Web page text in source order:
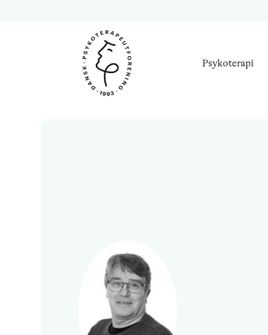
Psykoterapi